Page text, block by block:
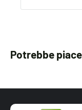
Potrebbe